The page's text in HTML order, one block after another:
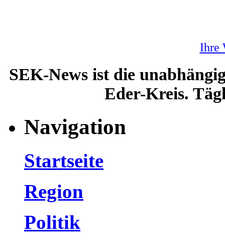
Ihre
SEK-News ist die
Eder-Kreis.
Navigation
Startseite
Region
Politik